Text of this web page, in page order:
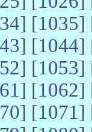
] [1035]
] [1044]
] [1053]
] [1062]
] [1071]